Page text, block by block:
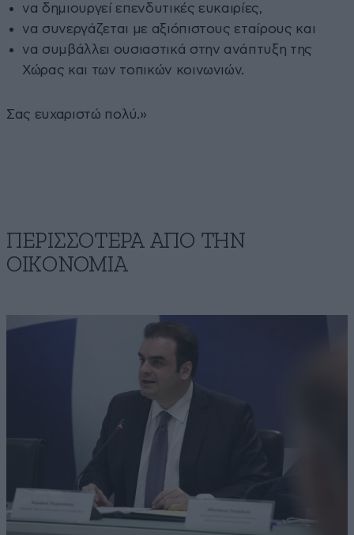
να δημιουργεί επενδυτικές ευκαιρίες,
να συνεργάζεται με αξιόπιστους εταίρους και
να συμβάλλει ουσιαστικά στην ανάπτυξη της
Χώρας και των τοπικών κοινωνιών.
Σας ευχαριστώ πολύ.»
ΠΕΡΙΣΣΟΤΕΡΑ ΑΠΟ ΤΗΝ
ΟΙΚΟΝΟΜΙΑ